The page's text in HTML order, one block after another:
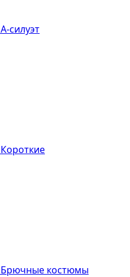
А-силуэт
Короткие
Брючные костюмы